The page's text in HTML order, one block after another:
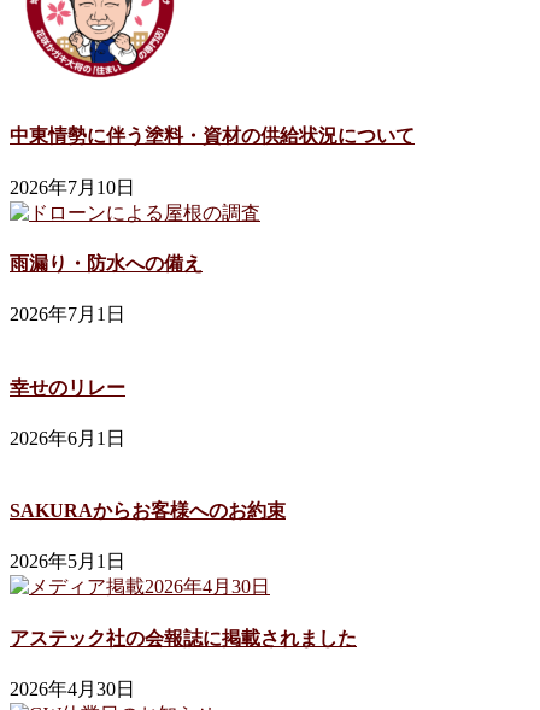
中東情勢に伴う塗料・資材の供給状況について
2026年7月10日
雨漏り・防水への備え
2026年7月1日
幸せのリレー
2026年6月1日
SAKURAからお客様へのお約束
2026年5月1日
アステック社の会報誌に掲載されました
2026年4月30日